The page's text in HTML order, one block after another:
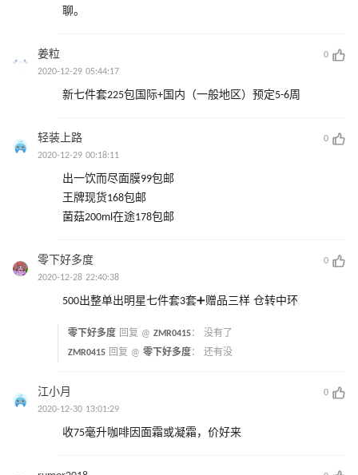
聊。
姜粒
0
2020-12-29 05:44:17
新七件套225包国际+国内（一般地区）预定5-6周
轻装上路
0
2020-12-29 00:18:11
出一饮而尽面膜99包邮
王牌现货168包邮
菌菇200ml在途178包邮
零下好多度
0
2020-12-28 22:40:38
500出整单出明星七件套3套➕赠品三样 仓转中环
零下好多度 回复 @ ZMR0415： 没有了
ZMR0415 回复 @ 零下好多度： 还有没
江小月
0
2020-12-30 13:01:29
收75毫升咖啡因面霜或凝霜，价好来